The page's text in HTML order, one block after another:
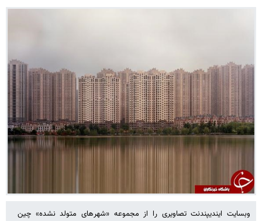
وبسایت ایندیپندنت تصاویری را از مجموعه «شهرهای متولد نشده» چین